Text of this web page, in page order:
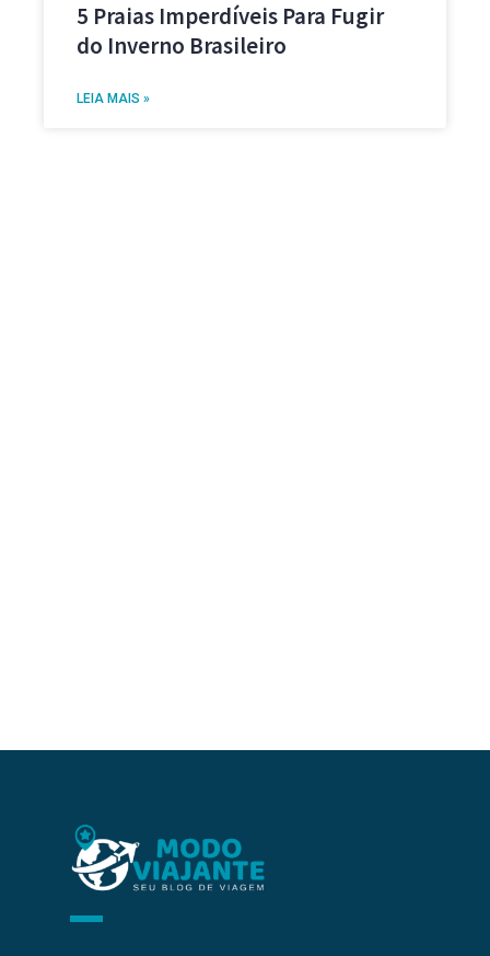
5 Praias Imperdíveis Para Fugir
do Inverno Brasileiro
LEIA MAIS »